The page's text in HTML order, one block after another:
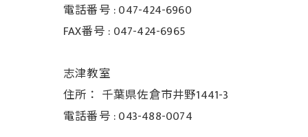
電話番号 :047-424-6960
FAX番号 : 047-424-6965
志津教室
住所： 千葉県佐倉市井野1441-3
電話番号 :043-488-0074